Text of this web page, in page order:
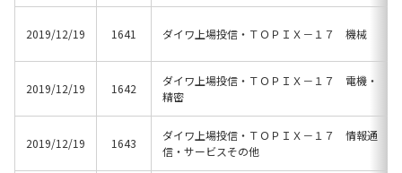
2019/12/19 1641 ダイワ上場投信・ＴＯＰＩＸ－１７ 機械
2019/12/19 1642
ダイワ上場投信・ＴＯＰＩＸ－１７ 電機・
精密
2019/12/19 1643
ダイワ上場投信・ＴＯＰＩＸ－１７ 情報通
信・サービスその他